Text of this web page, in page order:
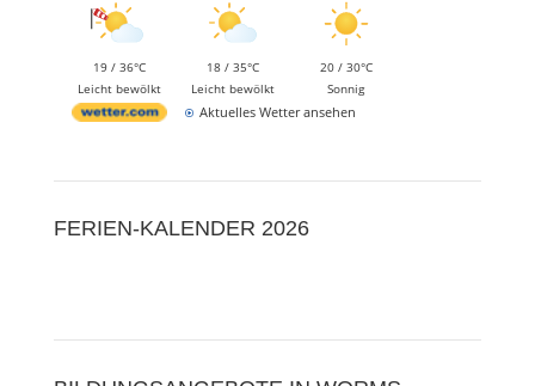
19 / 36°C
Leicht bewölkt
18 / 35°C
Leicht bewölkt
20 / 30°C
Sonnig
Aktuelles Wetter ansehen
FERIEN-KALENDER 2026